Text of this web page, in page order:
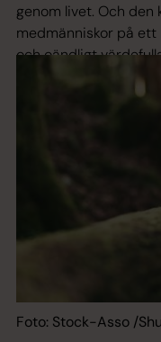
genom livet. Och
medmänniskor på
och oändligt
dig att vilja göra
Foto: Stock-Asso /